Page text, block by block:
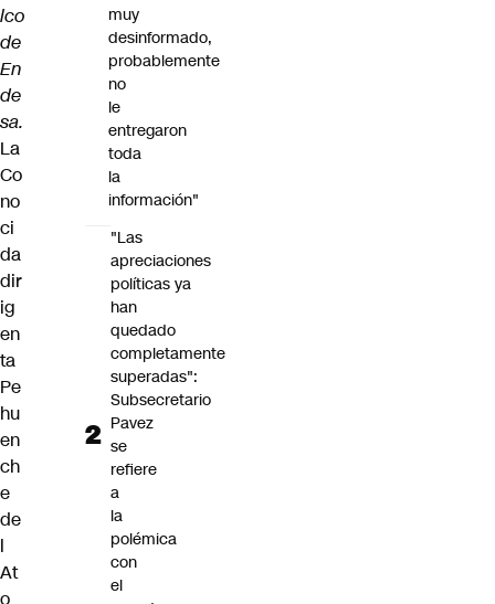
lco
de
En
de
sa.
La
Co
no
ci
da
dir
ig
en
ta
Pe
hu
en
ch
e
de
l
At
o
muy
desinformado,
probablemente
no
le
entregaron
toda
la
información"
"Las
apreciaciones
políticas ya
han
quedado
completamente
superadas":
Subsecretario
Pavez
se
refiere
a
la
polémica
con
el